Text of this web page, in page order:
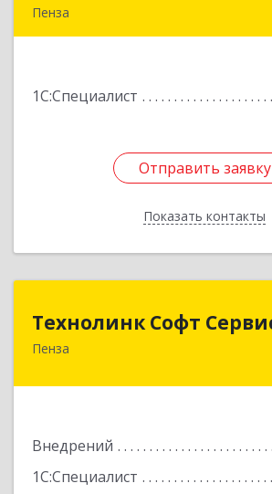
Пенза
1С:Специалист
Отправить заявку
Показать контакты
Отправить заявку
Назад
Технолинк Софт
Пенза
Внедрений
1С:Специалист
Технолинк